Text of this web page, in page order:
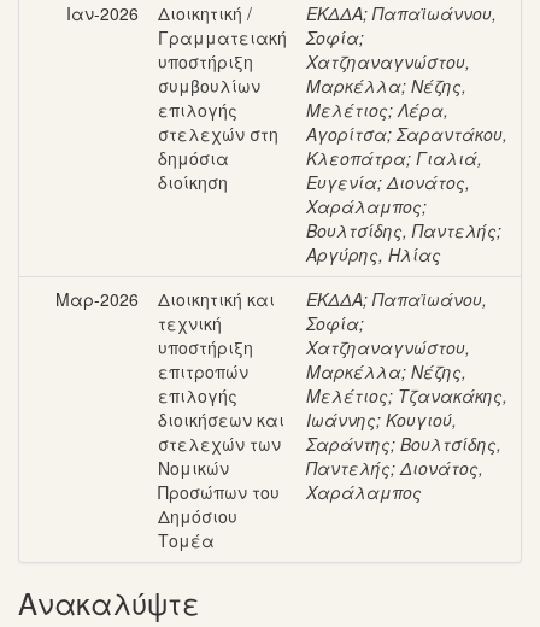
Ιαν-2026
Διοικητική /
Γραμματειακή
υποστήριξη
συμβουλίων
επιλογής
στελεχών στη
δημόσια
διοίκηση
ΕΚΔΔΑ;Παπαϊωάννου,
Σοφία;
Χατζηαναγνώστου,
Μαρκέλλα; Νέζης,
Μελέτιος;Λέρα,
Αγορίτσα;Σαραντάκου,
Κλεοπάτρα; Γιαλιά,
Ευγενία;Διονάτος,
Χαράλαμπος;
Βουλτσίδης, Παντελής;
Αργύρης, Ηλίας
Μαρ-2026
Διοικητική και
τεχνική
υποστήριξη
επιτροπών
επιλογής
διοικήσεων και
στελεχών των
Νομικών
Προσώπων του
Δημόσιου
Τομέα
ΕΚΔΔΑ;Παπαϊωάνου,
Σοφία;
Χατζηαναγνώστου,
Μαρκέλλα; Νέζης,
Μελέτιος; Τζανακάκης,
Ιωάννης; Κουγιού,
Σαράντης; Βουλτσίδης,
Παντελής;Διονάτος,
Χαράλαμπος
Ανακαλύψτε